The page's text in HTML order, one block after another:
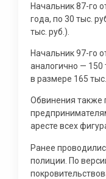
Начальник 87-го
года, по 30 тыс.
тыс. руб.).
Начальник 97-го
аналогично — 150
в размере 165
Обвинения также
аресте всех
Ранее
полиции. По